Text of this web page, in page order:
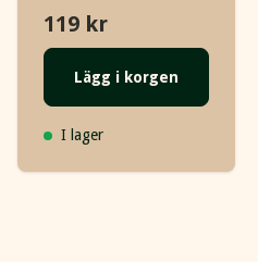
119 kr
Lägg i korgen
I lager